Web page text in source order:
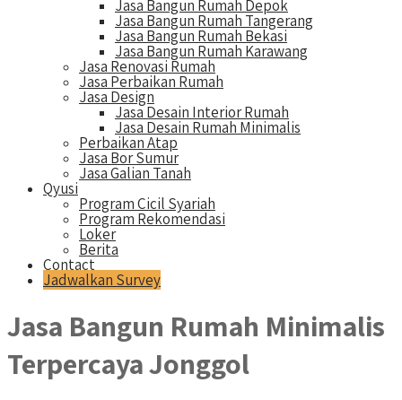
Jasa Bangun Rumah Depok
Jasa Bangun Rumah Tangerang
Jasa Bangun Rumah Bekasi
Jasa Bangun Rumah Karawang
Jasa Renovasi Rumah
Jasa Perbaikan Rumah
Jasa Design
Jasa Desain Interior Rumah
Jasa Desain Rumah Minimalis
Perbaikan Atap
Jasa Bor Sumur
Jasa Galian Tanah
Qyusi
Program Cicil Syariah
Program Rekomendasi
Loker
Berita
Contact
Jadwalkan Survey
Jasa Bangun Rumah Minimalis
Terpercaya Jonggol